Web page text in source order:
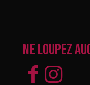
Ne loupez